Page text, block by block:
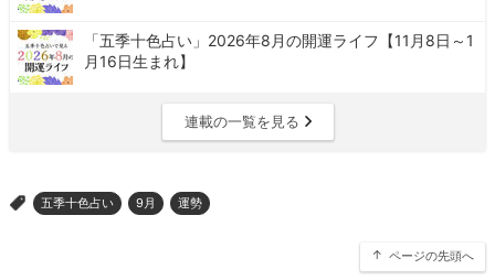
「五季十色占い」2026年8月の開運ライフ【11月8日～1
月16日生まれ】
連載の一覧を見る
> 五季十色占い 9月 運勢
ページの先頭へ